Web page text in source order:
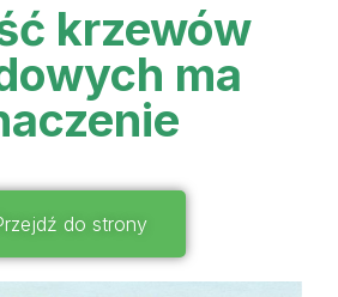
krzewów
ma
do strony